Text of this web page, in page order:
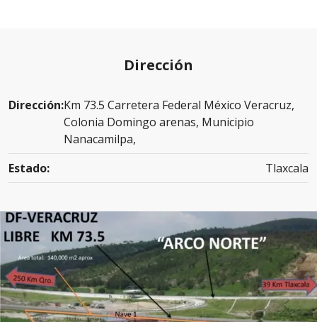
Dirección
Dirección:Km 73.5 Carretera Federal México Veracruz,
Colonia Domingo arenas, Municipio
Nanacamilpa,
Estado:
Tlaxcala